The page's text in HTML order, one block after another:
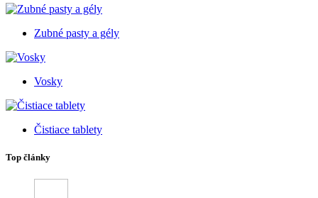
Zubné pasty a gély
Vosky
Čistiace tablety
Top články